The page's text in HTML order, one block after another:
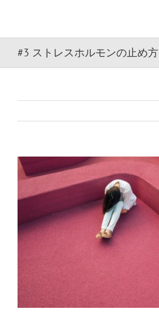
#3 ストレスホルモンの止め方
View
Larger
Image